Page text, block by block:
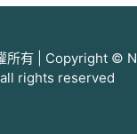
所有 | Copyright ©
rights reserved